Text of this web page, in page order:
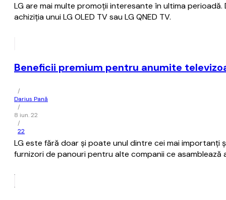
LG are mai multe promoții interesante în ultima perioadă.
achiziția unui LG OLED TV sau LG QNED TV.
Beneficii premium pentru anumite
/
Darius Pană
/
8 iun. 22
/
22
LG este fără doar și poate unul dintre cei mai
furnizori de panouri pentru alte companii ce